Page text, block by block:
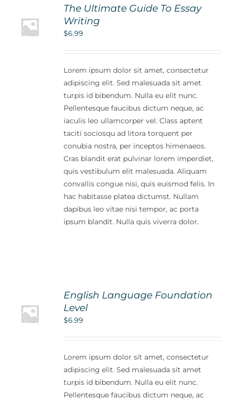
Information And Policies NEW
The Ultimate Guide To Essay
Writing
$6.99
Lorem ipsum dolor sit amet, consectetur
adipiscing elit. Sed malesuada sit amet
turpis id bibendum. Nulla eu elit nunc.
Pellentesque faucibus dictum neque, ac
iaculis leo ullamcorper vel. Class aptent
taciti sociosqu ad litora torquent per
conubia nostra, per inceptos himenaeos.
Cras blandit erat pulvinar lorem imperdiet,
quis vestibulum elit malesuada. Aliquam
convallis congue nisi, quis euismod felis. In
hac habitasse platea dictumst. Nullam
dapibus leo vitae nisi tempor, ac porta
ipsum blandit. Nulla quis viverra dolor.
English Language Foundation
Level
$6.99
Lorem ipsum dolor sit amet, consectetur
adipiscing elit. Sed malesuada sit amet
turpis id bibendum. Nulla eu elit nunc.
Pellentesque faucibus dictum neque, ac